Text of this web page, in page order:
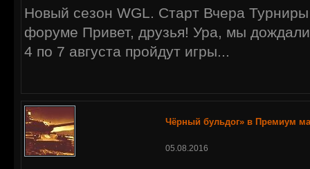
Новый сезон WGL. Старт Вчера
форуме Привет, друзья! Ура, мы
4 по 7 августа пройдут игры...
Чёрный бульдог» в Премиум
05.08.2016